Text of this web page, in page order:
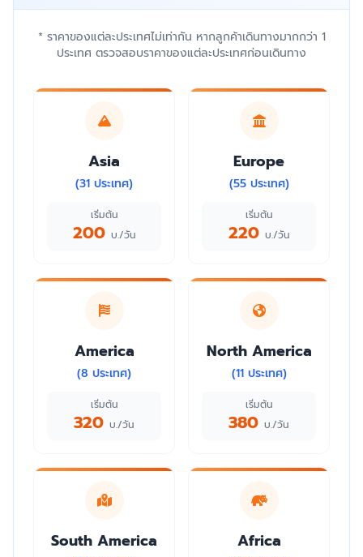
* ราคาของแต่ละประเทศไม่เท่ากัน หากลูกค้าเดินทางมากกว่า 1
ประเทศ ตรวจสอบราคาของแต่ละประเทศก่อนเดินทาง
Asia
(31 ประเทศ)
เริ่มต้น
200 บ./วัน
Europe
(55 ประเทศ)
เริ่มต้น
220 บ./วัน
America
(8 ประเทศ)
เริ่มต้น
320 บ./วัน
North America
(11 ประเทศ)
เริ่มต้น
380 บ./วัน
South America Africa